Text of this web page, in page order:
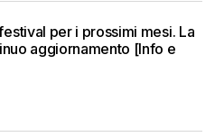
per i prossimi mesi. La
aggiornamento [Info e